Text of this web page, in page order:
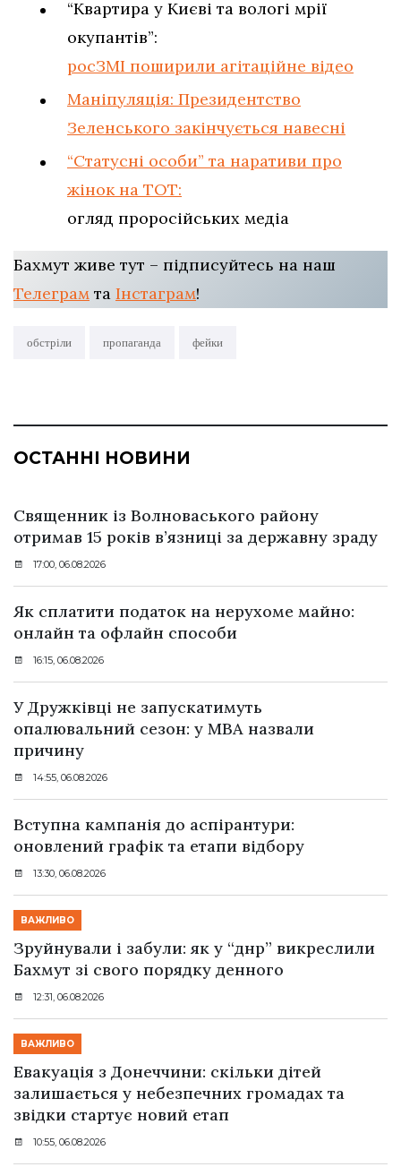
“Квартира у Києві та вологі мрії
окупантів”:
росЗМІ поширили агітаційне відео
Маніпуляція: Президентство
Зеленського закінчується навесні
“Статусні особи” та наративи про
жінок на ТОТ:
огляд проросійських медіа
Бахмут живе тут – підписуйтесь на наш
Телеграм та Інстаграм!
обстріли пропаганда фейки
ОСТАННІ НОВИНИ
Священник із Волноваського району
отримав 15 років в’язниці за державну зраду
17:00, 06.08.2026
Як сплатити податок на нерухоме майно:
онлайн та офлайн способи
16:15, 06.08.2026
У Дружківці не запускатимуть
опалювальний сезон: у МВА назвали
причину
14:55, 06.08.2026
Вступна кампанія до аспірантури:
оновлений графік та етапи відбору
13:30, 06.08.2026
ВАЖЛИВО
Зруйнували і забули: як у “днр” викреслили
Бахмут зі свого порядку денного
12:31, 06.08.2026
ВАЖЛИВО
Евакуація з Донеччини: скільки дітей
залишається у небезпечних громадах та
звідки стартує новий етап
10:55, 06.08.2026